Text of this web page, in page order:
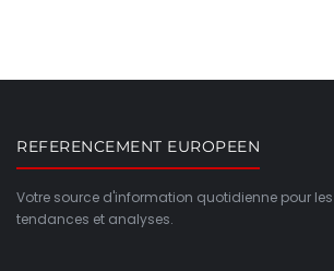
REFERENCEMENT EUROPEEN
Votre source d'information quotidienne pour
tendances et analyses.